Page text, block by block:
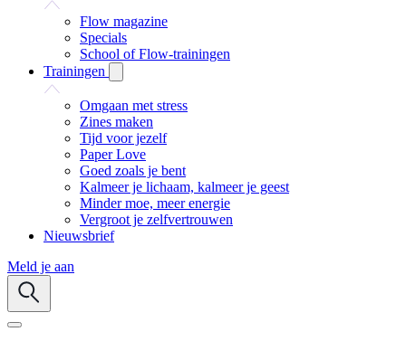
Flow magazine
Specials
School of Flow-trainingen
Trainingen
Omgaan met stress
Zines maken
Tijd voor jezelf
Paper Love
Goed zoals je bent
Kalmeer je lichaam, kalmeer je geest
Minder moe, meer energie
Vergroot je zelfvertrouwen
Nieuwsbrief
Meld je aan